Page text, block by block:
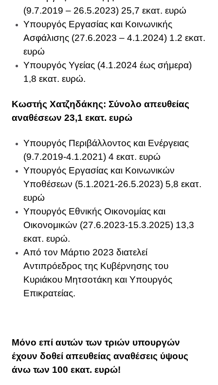
(9.7.2019 – 26.5.2023) 25,7 εκατ. ευρώ
Υπουργός Εργασίας και Κοινωνικής
Ασφάλισης (27.6.2023 – 4.1.2024) 1.2 εκατ.
ευρώ
Υπουργός Υγείας (4.1.2024 έως σήμερα)
1,8 εκατ. ευρώ.
Κωστής Χατζηδάκης: Σύνολο απευθείας
αναθέσεων 23,1 εκατ. ευρώ
Υπουργός Περιβάλλοντος και Ενέργειας
(9.7.2019-4.1.2021) 4 εκατ. ευρώ
Υπουργός Εργασίας και Κοινωνικών
Υποθέσεων (5.1.2021-26.5.2023) 5,8 εκατ.
ευρώ
Υπουργός Εθνικής Οικονομίας και
Οικονομικών (27.6.2023-15.3.2025) 13,3
εκατ. ευρώ.
Από τον Μάρτιο 2023 διατελεί
Αντιπρόεδρος της Κυβέρνησης του
Κυριάκου Μητσοτάκη και Υπουργός
Επικρατείας.
Μόνο επί αυτών των τριών υπουργών
έχουν δοθεί απευθείας αναθέσεις ύψους
άνω των 100 εκατ. ευρώ!